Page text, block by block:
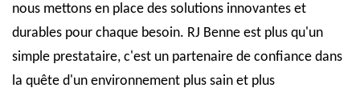
nous mettons en place des solutions innovantes et
durables pour chaque besoin. RJ Benne est plus qu'un
simple prestataire, c'est un partenaire de confiance dans
la quête d'un environnement plus sain et plus